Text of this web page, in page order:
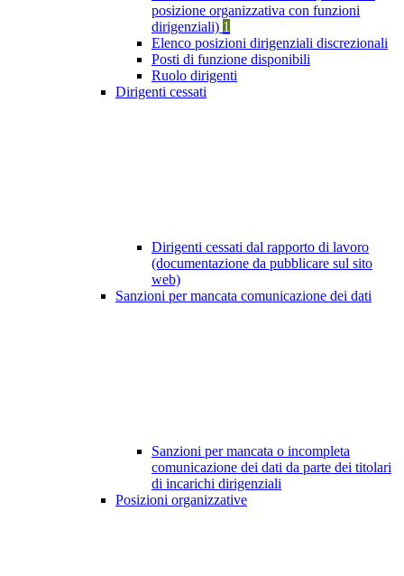
posizione organizzativa con funzioni
dirigenziali) 1
Elenco posizioni dirigenziali discrezionali
Posti di funzione disponibili
Ruolo dirigenti
Dirigenti cessati
Dirigenti cessati dal rapporto di lavoro
(documentazione da pubblicare sul sito
web)
Sanzioni per mancata comunicazione dei dati
Sanzioni per mancata o incompleta
comunicazione dei dati da parte dei titolari
di incarichi dirigenziali
Posizioni organizzative